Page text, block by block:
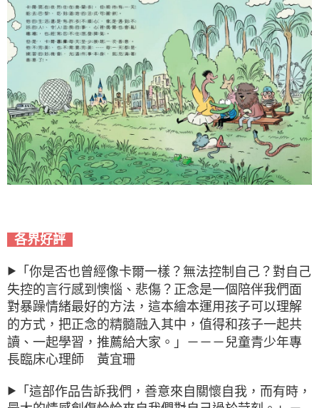
各界好評
▶
「你是否也曾經像卡爾一樣？無法控制自己？對自己
失控的言行感到懊惱、悲傷？正念是一個陪伴我們面
對暴躁情緒最好的方法，這本繪本運用孩子可以理解
的方式，把正念的精髓融入其中，值得和孩子一起共
讀、一起學習，推薦給大家。」－－－兒童青少年專
長臨床心理師 黃宜珊
▶
「這部作品告訴我們，善意來自關懷自我，而有時，